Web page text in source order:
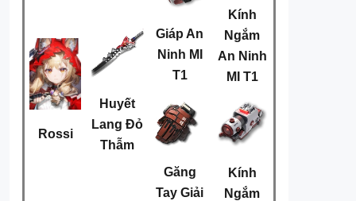
Rossi
Huyết
Lang Đỏ
Thẫm
Giáp An
Ninh MI
T1
Găng
Tay Giải
Kính
Ngắm
An Ninh
MI T1
Kính
Ngắm